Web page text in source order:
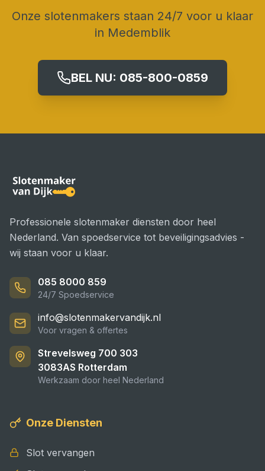
Onze slotenmakers staan 24/7 voor u klaar
in Medemblik
BEL NU: 085-800-0859
Professionele slotenmaker diensten door heel
Nederland. Van spoedservice tot beveiligingsadvies -
wij staan voor u klaar.
085 8000 859
24/7 Spoedservice
info@slotenmakervandijk.nl
Voor vragen & offertes
Strevelsweg 700 303
3083AS Rotterdam
Werkzaam door heel Nederland
Onze Diensten
Slot vervangen